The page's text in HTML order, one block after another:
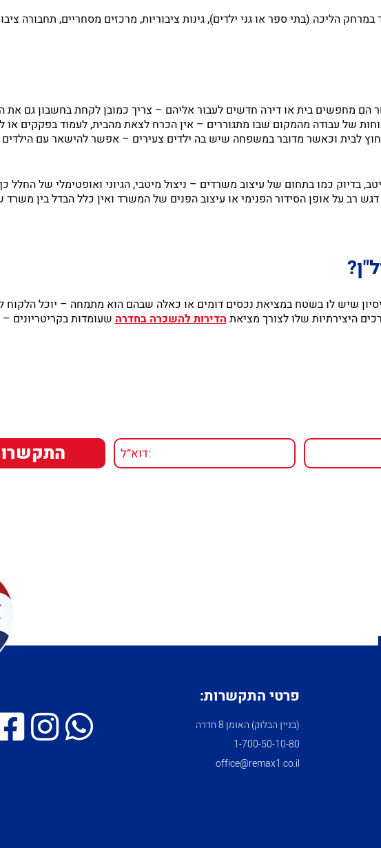
הליכה (בתי ספר או גני ילדים), גינות ציבוריות, מרכזים מסחריים, תחבורה
הם מחפשים בית או דירה חדשים לעבור אליהם – צריך כמובן לקחת בחשבון גם את
של עבודה מהמקום שבו מתגוררים – אין הכרח לצאת מהבית, לעמוד בפקקים או
לבית וכאשר מדובר במשפחה שיש בה ילדים צעירים – אפשר להישאר עם הילדים
בדיוק כמו בתחום של עיצוב משרדים – ניצול מיטבי, הגיוני ואופטימלי של החלל
רב על אופן הסידור הפנימי או עיצוב הפנים של המשרד ואין כלל הבדל בין משרד
שיש לו בשטח במציאת נכסים דומים או כאלה שבהם הוא מתמחה – יוכל הלקוח
היצירתיות שלו לצורך מציאתהדירות להשכרה בחדרהשעומדות בקריטריונים –
פרטי התקשרות:
(בניין הבלוק) האומן 8 חדרה
1­-700­-50-­10-­80
office@remax1.co.il